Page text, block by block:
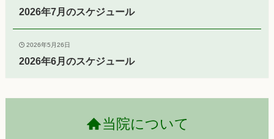
2026年7月のスケジュール
2026年5月26日
2026年6月のスケジュール
当院について